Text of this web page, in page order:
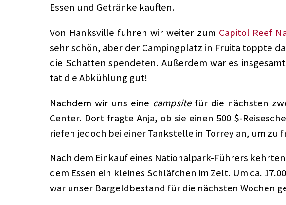
Essen und Getränke kauften.
Von Hanksville fuhren wir weiter zum Capitol Reef
sehr schön, aber der Campingplatz in Fruita toppte
die Schatten spendeten. Außerdem war es
tat die Abkühlung gut!
Nachdem wir uns eine campsitefür die nächsten
Center. Dort fragte Anja, ob sie einen 500 $-
riefen jedoch bei einer Tankstelle in Torrey an, um zu
Nach dem Einkauf eines Nationalpark-Führers
dem Essen ein kleines Schläfchen im Zelt. Um ca.
war unser Bargeldbestand für die nächsten Wochen